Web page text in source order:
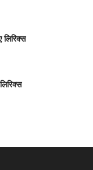
लिरिक्स